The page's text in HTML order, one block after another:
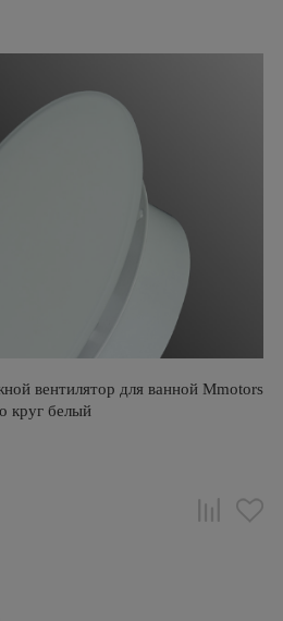
вентилятор для ванной Mmotors
круг белый